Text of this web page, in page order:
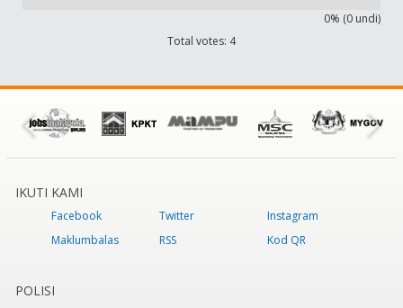
0% (0 undi)
Total votes: 4
IKUTI KAMI
Facebook Twitter
Instagram
Maklumbalas
RSS Kod QR
POLISI